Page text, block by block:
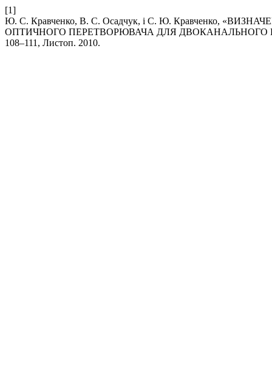
[1]
Ю. С. Кравченко, В. С. Осадчук, і С. Ю. Кравченко,
ОПТИЧНОГО ПЕРЕТВОРЮВАЧА ДЛЯ ДВОКАНАЛЬНОГО
108–111, Листоп. 2010.